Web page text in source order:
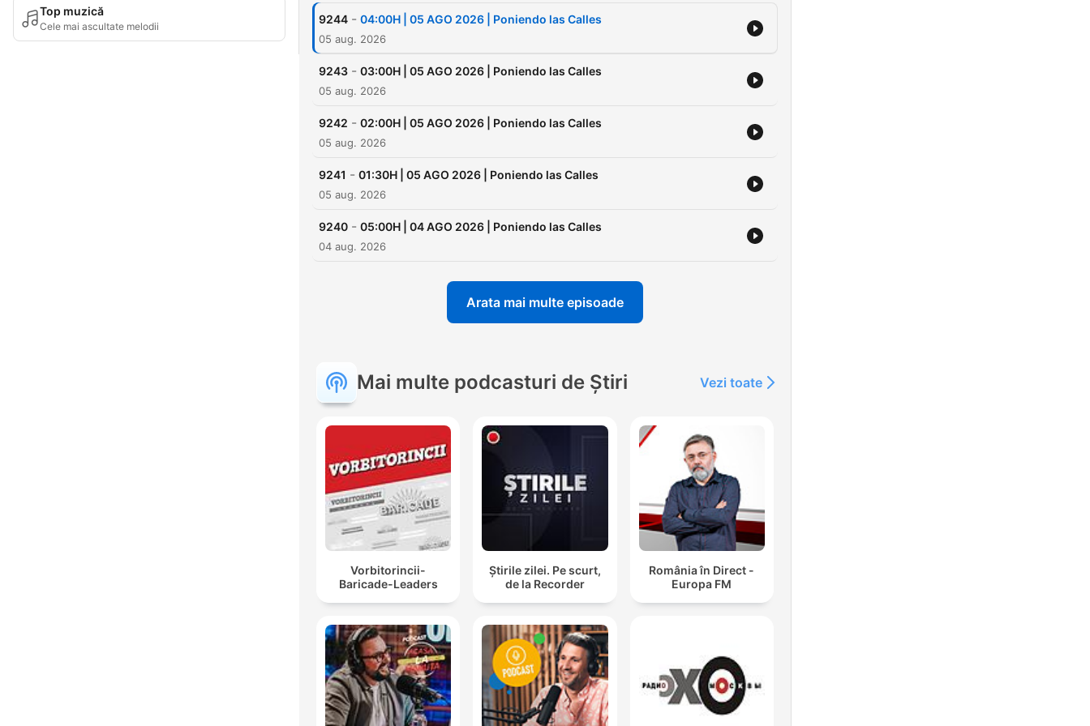
Top muzică
Cele mai ascultate melodii
9244 - 04:00H | 05 AGO 2026 | Poniendo las Calles
05 aug. 2026
9243 - 03:00H | 05 AGO 2026 | Poniendo las Calles
05 aug. 2026
9242 - 02:00H | 05 AGO 2026 | Poniendo las Calles
05 aug. 2026
9241 - 01:30H | 05 AGO 2026 | Poniendo las Calles
05 aug. 2026
9240 - 05:00H | 04 AGO 2026 | Poniendo las Calles
04 aug. 2026
Arata mai multe episoade
Mai multe podcasturi de Știri Vezi toate
Vorbitorincii-
Baricade-Leaders
Știrile zilei. Pe scurt,
de la Recorder
România în Direct -
Europa FM